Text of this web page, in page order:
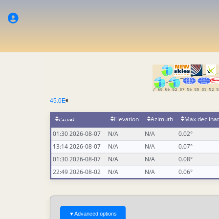
45.0E
Max
Azimuth
Elevation
تحديث
0.02°
N/A
N/A
2026-08-07 01:30
0.07°
N/A
N/A
2026-08-07 13:14
0.08°
N/A
N/A
2026-08-07 01:30
0.06°
N/A
N/A
2026-08-02 22:49
Advanced options
▼